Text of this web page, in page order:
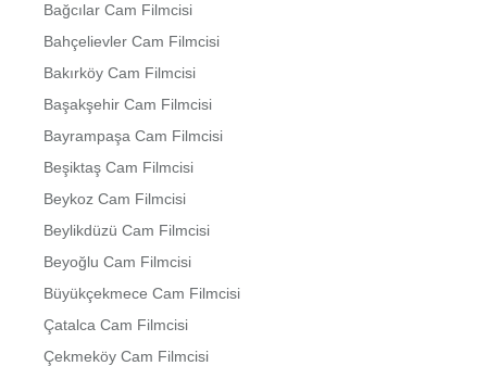
Bağcılar Cam Filmcisi
Bahçelievler Cam Filmcisi
Bakırköy Cam Filmcisi
Başakşehir Cam Filmcisi
Bayrampaşa Cam Filmcisi
Beşiktaş Cam Filmcisi
Beykoz Cam Filmcisi
Beylikdüzü Cam Filmcisi
Beyoğlu Cam Filmcisi
Büyükçekmece Cam Filmcisi
Çatalca Cam Filmcisi
Çekmeköy Cam Filmcisi